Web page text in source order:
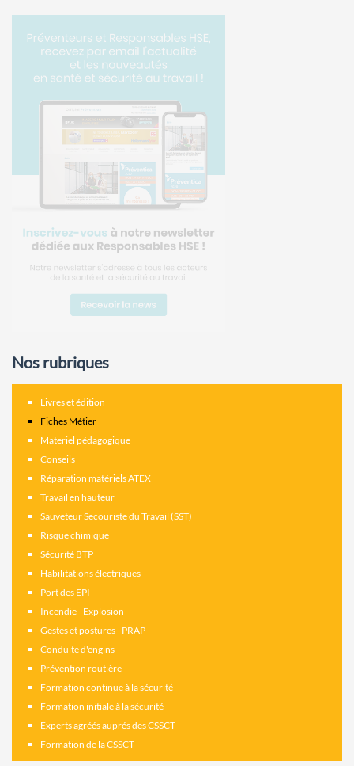
Nos rubriques
Livres et édition
Fiches Métier
Materiel pédagogique
Conseils
Réparation matériels ATEX
Travail en hauteur
Sauveteur Secouriste du Travail (SST)
Risque chimique
Sécurité BTP
Habilitations électriques
Port des EPI
Incendie - Explosion
Gestes et postures - PRAP
Conduite d'engins
Prévention routière
Formation continue à la sécurité
Formation initiale à la sécurité
Experts agréés auprés des CSSCT
Formation de la CSSCT